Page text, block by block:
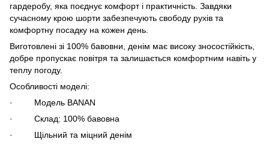
гардеробу, яка поєднує комфорт і практичність. Завдяки
сучасному крою шорти забезпечують свободу рухів та
комфортну посадку на кожен день.
Виготовлені зі 100% бавовни, денім має високу зносостійкість,
добре пропускає повітря та залишається комфортним навіть у
теплу погоду.
Особливості моделі:
· Модель BANAN
· Склад: 100% бавовна
· Щільний та міцний денім